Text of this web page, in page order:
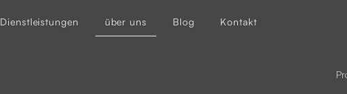
Dienstleistungen über uns Blog Kontakt